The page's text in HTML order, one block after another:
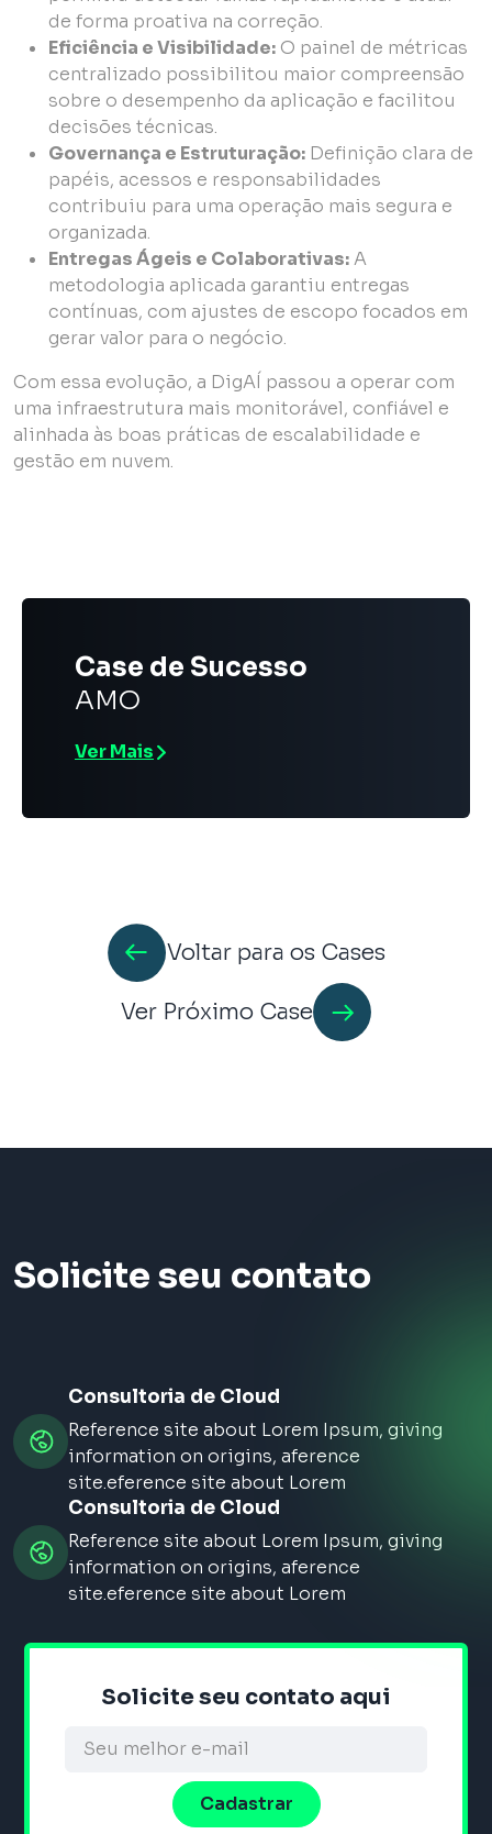
de forma proativa na correção.
Eficiência e Visibilidade: O painel de métricas
centralizado possibilitou maior compreensão
sobre o desempenho da aplicação e facilitou
decisões técnicas.
Governança e Estruturação: Definição clara de
papéis, acessos e responsabilidades
contribuiu para uma operação mais segura e
organizada.
Entregas Ágeis e Colaborativas:A
metodologia aplicada garantiu entregas
contínuas, com ajustes de escopo focados em
gerar valor para o negócio.
Com essa evolução, a DigAÍ passou a operar com
uma infraestrutura mais monitorável, confiável e
alinhada às boas práticas de escalabilidade e
gestão em nuvem.
Case de Sucesso
AMO
Ver Mais
Voltar para os Cases
Ver Próximo Case
Solicite seu contato
Consultoria de Cloud
Reference site about Lorem Ipsum, giving
information on origins, aference
site.eference site about Lorem
Consultoria de Cloud
Reference site about Lorem Ipsum, giving
information on origins, aference
site.eference site about Lorem
Solicite seu contato aqui